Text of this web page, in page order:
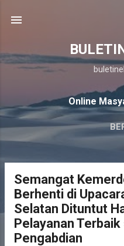
Online
Semangat
Berhenti di
Selatan Dituntut
Pelayanan Terbaik
Pengabdian